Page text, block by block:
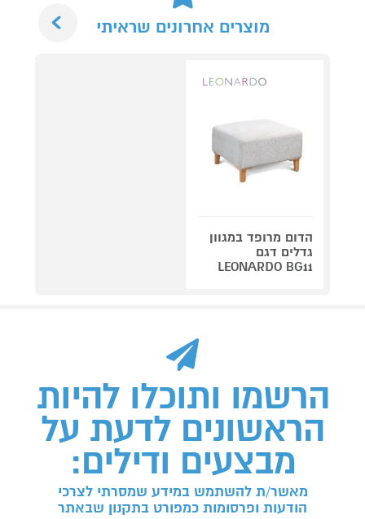
מוצרים אחרונים שראיתי
הדום מרופד במגוון
גדלים דגם
LEONARDO BG11
הרשמו ותוכלו להיות
הראשונים לדעת על
מבצעים ודילים:
מאשר/ת להשתמש במידע שמסרתי לצרכי
הודעות ופרסומות כמפורט בתקנון שבאתר